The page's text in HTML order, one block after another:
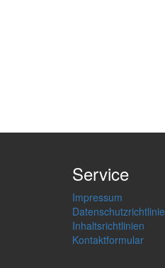
Service
Impressum
Datenschutzrichtlinie
Inhaltsrichtlinien
Kontaktformular